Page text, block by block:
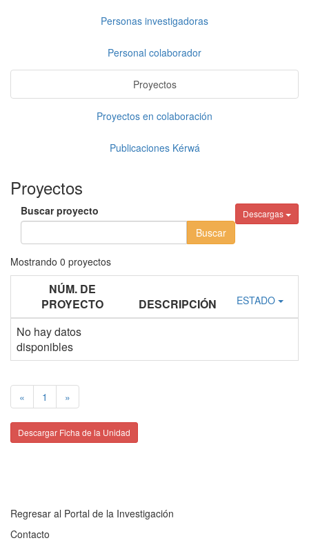
Personas investigadoras
Personal colaborador
Proyectos
Proyectos en colaboración
Publicaciones Kérwá
Proyectos
Descargas
Buscar proyecto
Mostrando 0 proyectos
NÚM. DE
PROYECTO
DESCRIPCIÓN ESTADO
No hay datos
disponibles
« 1 »
Descargar Ficha de la Unidad
Regresar al Portal de la Investigación
Contacto